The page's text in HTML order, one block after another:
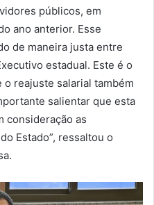
públicos, em
ano anterior. Esse
de maneira justa entre
estadual. Este é o
reajuste salarial também
salientar que esta
consideração as
Estado”, ressaltou o